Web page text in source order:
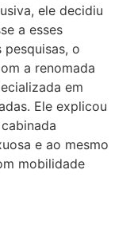
ele decidiu
a esses
o
a renomada
em
Ele explicou
e ao mesmo
mobilidade